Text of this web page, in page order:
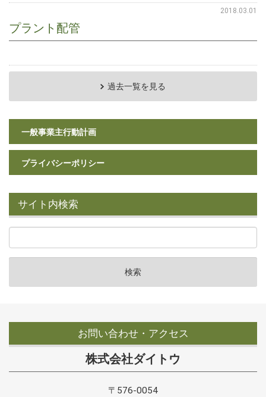
2018.03.01
プラント配管
過去一覧を見る
一般事業主行動計画
プライバシーポリシー
サイト内検索
お問い合わせ・アクセス
株式会社ダイトウ
〒576-0054